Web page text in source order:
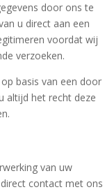
door ons te
u direct aan een
voordat wij
verzoeken.
basis van een door
altijd het recht deze
van uw
contact met ons